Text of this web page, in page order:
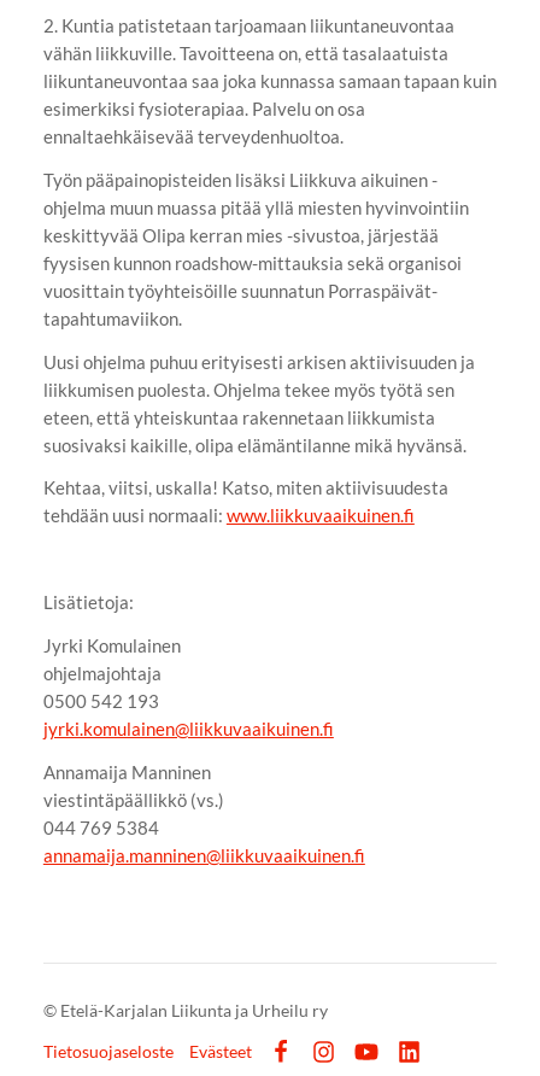
2. Kuntia patistetaan tarjoamaan liikuntaneuvontaa
vähän liikkuville. Tavoitteena on, että tasalaatuista
liikuntaneuvontaa saa joka kunnassa samaan tapaan kuin
esimerkiksi fysioterapiaa. Palvelu on osa
ennaltaehkäisevää terveydenhuoltoa.
Työn pääpainopisteiden lisäksi Liikkuva aikuinen -
ohjelma muun muassa pitää yllä miesten hyvinvointiin
keskittyvää Olipa kerran mies -sivustoa, järjestää
fyysisen kunnon roadshow-mittauksia sekä organisoi
vuosittain työyhteisöille suunnatun Porraspäivät-
tapahtumaviikon.
Uusi ohjelma puhuu erityisesti arkisen aktiivisuuden ja
liikkumisen puolesta. Ohjelma tekee myös työtä sen
eteen, että yhteiskuntaa rakennetaan liikkumista
suosivaksi kaikille, olipa elämäntilanne mikä hyvänsä.
Kehtaa, viitsi, uskalla! Katso, miten aktiivisuudesta
tehdään uusi normaali: www.liikkuvaaikuinen.fi
Lisätietoja:
Jyrki Komulainen
ohjelmajohtaja
0500 542 193
jyrki.komulainen@liikkuvaaikuinen.fi
Annamaija Manninen
viestintäpäällikkö (vs.)
044 769 5384
annamaija.manninen@liikkuvaaikuinen.fi
© Etelä-Karjalan Liikunta ja Urheilu ry
Tietosuojaseloste
Evästeet